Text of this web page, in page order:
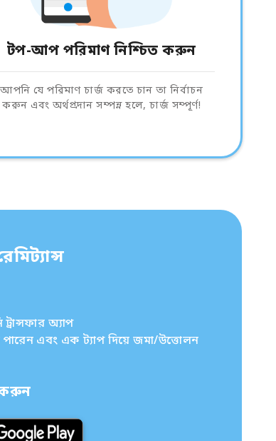
টপ-আপ পরিমাণ নিশ্চিত করুন
আপনি যে পরিমাণ চার্জ করতে চান তা নির্বাচন
করুন এবং অর্থপ্রদান সম্পন্ন হলে, চার্জ সম্পূর্ণ!
অ্যাপ
এবং এক ট্যাপ দিয়ে জমা/উত্তোলন
করুন